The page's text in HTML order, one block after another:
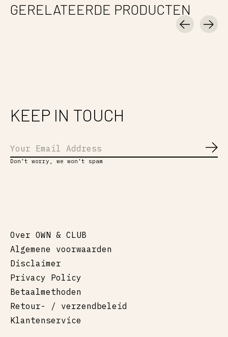
GERELATEERDE PRODUCTEN
KEEP IN TOUCH
Don’t worry, we won’t spam
Over OWN & CLUB
Algemene voorwaarden
Disclaimer
Privacy Policy
Betaalmethoden
Retour- / verzendbeleid
Klantenservice